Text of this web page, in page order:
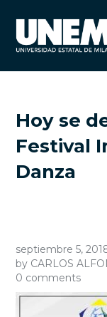
Hoy se
Festival
Danza
septiembre 5,
by CARLOS
0 comments